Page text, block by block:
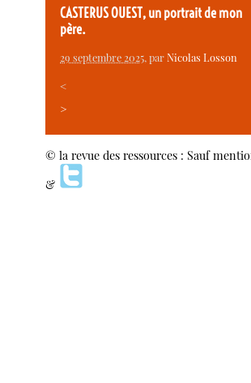
CASTERUS OUEST, un portrait de mon
père.
29 septembre 2025, parNicolas Losson
<
>
© la revue des ressources : Sauf
&